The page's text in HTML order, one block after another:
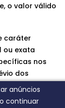
anúncios
continuar
o valor válido
caráter
ou exata
nos
dos
produtos